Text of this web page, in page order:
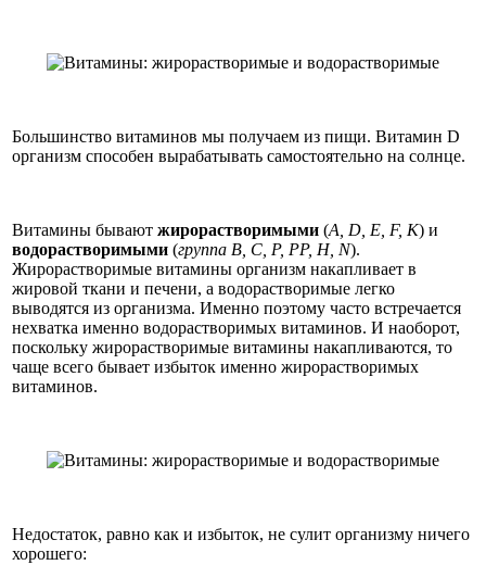
Большинство витаминов мы получаем из пищи. Витамин D
организм способен вырабатывать самостоятельно на солнце.
Витамины бывают жирорастворимыми (A, D, E, F, K) и
водорастворимыми (группа B, C, P, PP, H, N).
Жирорастворимые витамины организм накапливает в
жировой ткани и печени, а водорастворимые легко
выводятся из организма. Именно поэтому часто встречается
нехватка именно водорастворимых витаминов. И наоборот,
поскольку жирорастворимые витамины накапливаются, то
чаще всего бывает избыток именно жирорастворимых
витаминов.
Недостаток, равно как и избыток, не сулит организму ничего
хорошего: